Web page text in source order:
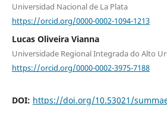
Universidad Nacional de La Plata
https://orcid.org/0000-0002-1094-1213
Lucas Oliveira Vianna
Universidade Regional Integrada do Alto
https://orcid.org/0000-0002-3975-7188
DOI: https://doi.org/10.53021/